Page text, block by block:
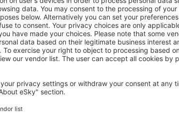
430€
Anse Marcel , 08 August 2026, 2 Nächte
WEST END VILLAGE